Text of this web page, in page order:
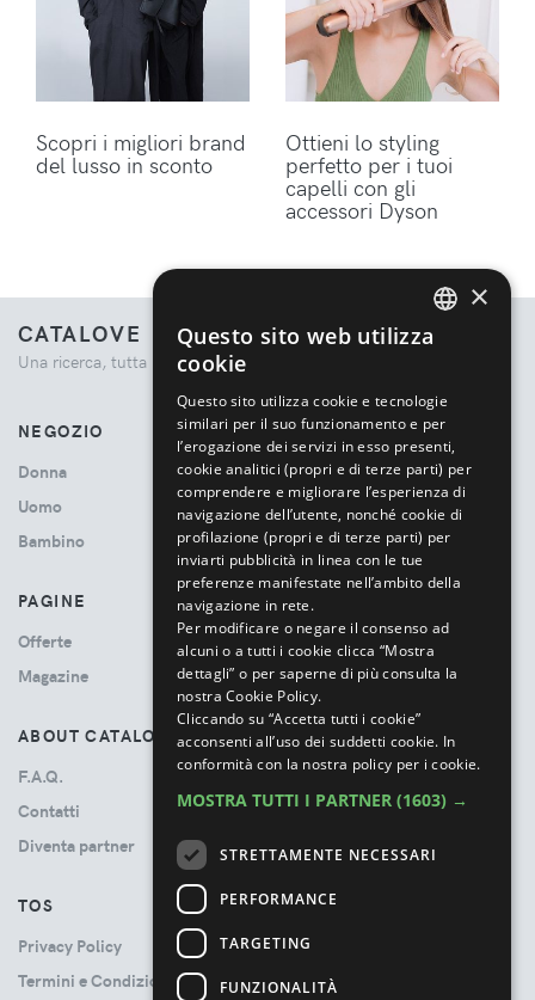
Scopri i migliori brand
del lusso in sconto
Ottieni lo styling
perfetto per i tuoi
capelli con gli
accessori Dyson
CATALOVE
Una ricerca, tutta la moda.
NEGOZIO
Donna
Uomo
Bambino
PAGINE
Offerte
Magazine
ABOUT CATALOVE
F.A.Q.
Contatti
Diventa partner
TOS
Privacy Policy
Termini e Condizioni
×
Questo sito web utilizza
cookie
Questo sito utilizza cookie e tecnologie
similari per il suo funzionamento e per
l’erogazione dei servizi in esso presenti,
cookie analitici (propri e di terze parti) per
comprendere e migliorare l’esperienza di
navigazione dell’utente, nonché cookie di
profilazione (propri e di terze parti) per
inviarti pubblicità in linea con le tue
preferenze manifestate nell’ambito della
navigazione in rete.
Per modificare o negare il consenso ad
alcuni o a tutti i cookie clicca “Mostra
dettagli” o per saperne di più consulta la
nostra Cookie Policy.
Cliccando su “Accetta tutti i cookie”
acconsenti all’uso dei suddetti cookie. In
conformità con la nostra policy per i cookie.
MOSTRA TUTTI I PARTNER (1603) →
STRETTAMENTE NECESSARI
PERFORMANCE
TARGETING
FUNZIONALITÀ